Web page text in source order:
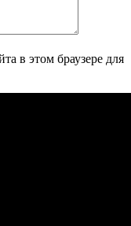
в этом браузере для